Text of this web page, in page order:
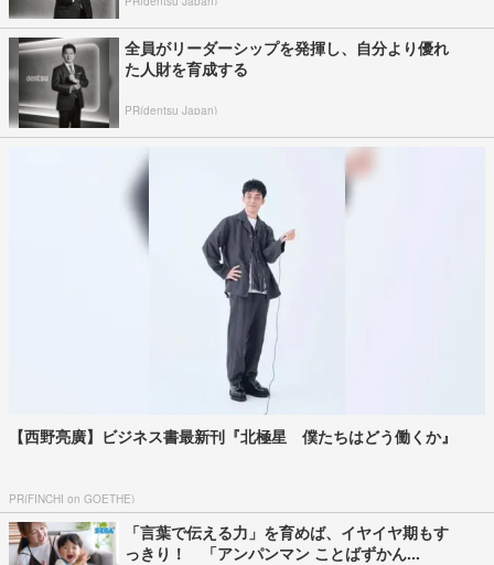
全員がリーダーシップを発揮し、自分より優れ
た人財を育成する
PR(dentsu Japan)
【西野亮廣】ビジネス書最新刊『北極星 僕たちはどう働くか』
PR(FINCHI on GOETHE)
「言葉で伝える力」を育めば、イヤイヤ期もす
っきり！ 「アンパンマン ことばずかん...